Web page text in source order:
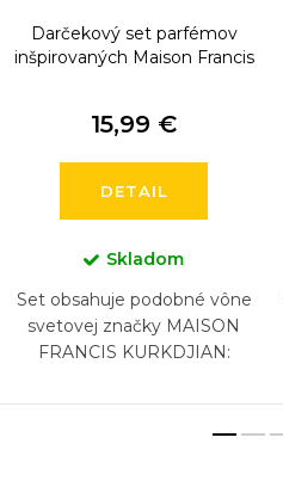
Darčekový set parfémov
inšpirovaných Maison Francis
15,99 €
DETAIL
Skladom
Set obsahuje podobné vône
svetovej značky MAISON
FRANCIS KURKDJIAN:
EXTRAIT, AQUA VITAE, 724,